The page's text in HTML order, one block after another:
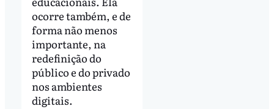
ocorre também, e de
forma não menos
importante, na
redefinição do
público e do privado
nos ambientes
digitais.